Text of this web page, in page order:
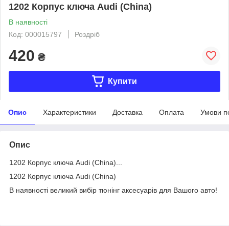
1202 Корпус ключа Audi (China)
В наявності
Код: 000015797
Роздріб
420 ₴
Купити
Опис Характеристики Доставка Оплата Умови
Опис
1202 Корпус ключа Audi (China)...
1202 Корпус ключа Audi (China)
В наявності великий вибір тюнінг аксесуарів для Вашого авто!